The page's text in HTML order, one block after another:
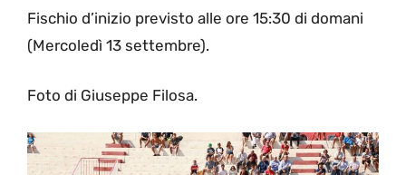
Fischio d’inizio previsto alle ore 15:30 di domani
(Mercoledì 13 settembre).
Foto di Giuseppe Filosa.